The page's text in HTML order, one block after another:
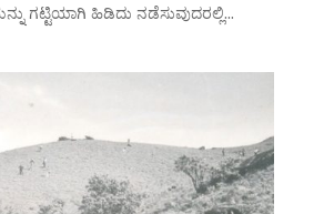
ಗಟ್ಟಿಯಾಗಿ ಹಿಡಿದು ನಡೆಸುವುದರಲ್ಲಿ...